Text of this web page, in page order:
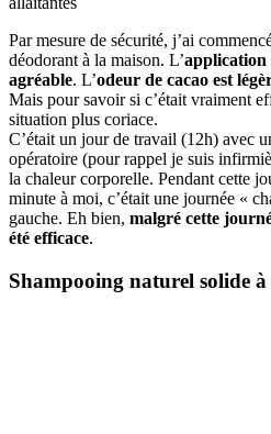
Par mesure de sécurité, j’ai
déodorant à la maison. L’application
agréable. L’odeur de cacao est
Mais pour savoir si c’était vraiment
situation plus coriace.
C’était un jour de travail (12h) avec
opératoire (pour rappel je suis
la chaleur corporelle. Pendant cette
minute à moi, c’était une journée «
gauche. Eh bien, malgré cette
été efficace.
Shampooing naturel solide